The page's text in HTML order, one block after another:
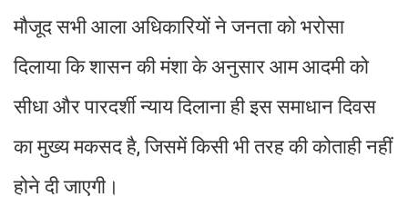
मौजूद सभी आला अधिकारियों ने जनता को भरोसा
दिलाया कि शासन की मंशा के अनुसार आम आदमी को
सीधा और पारदर्शी न्याय दिलाना ही इस समाधान दिवस
का मुख्य मकसद है, जिसमें किसी भी तरह की कोताही नहीं
होने दी जाएगी।